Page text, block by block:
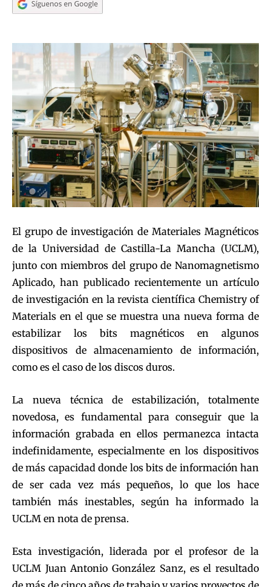
El grupo de investigación de Materiales Magnéticos
de la Universidad de Castilla-La Mancha (UCLM),
junto con miembros del grupo de Nanomagnetismo
Aplicado, han publicado recientemente un artículo
de investigación en la revista científica Chemistry of
Materials en el que se muestra una nueva forma de
estabilizar los bits magnéticos en algunos
dispositivos de almacenamiento de información,
como es el caso de los discos duros.
La nueva técnica de estabilización, totalmente
novedosa, es fundamental para conseguir que la
información grabada en ellos permanezca intacta
indefinidamente, especialmente en los dispositivos
de más capacidad donde los bits de información han
de ser cada vez más pequeños, lo que los hace
también más inestables, según ha informado la
UCLM en nota de prensa.
Esta investigación, liderada por el profesor de la
UCLM Juan Antonio González Sanz, es el resultado